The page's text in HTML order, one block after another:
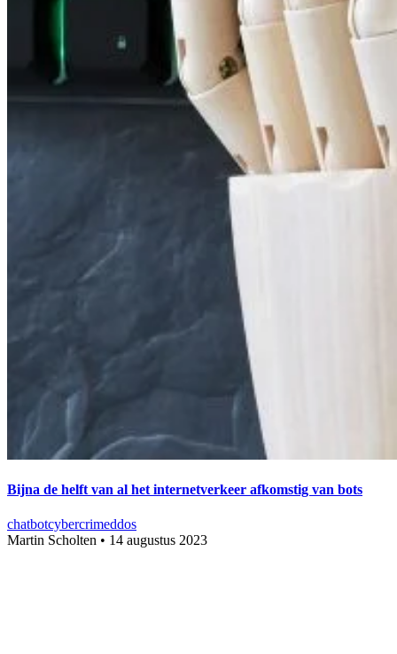
Bijna de helft van al het internetverkeer afkomstig van bots
chatbotcybercrimeddos
Martin Scholten • 14 augustus 2023